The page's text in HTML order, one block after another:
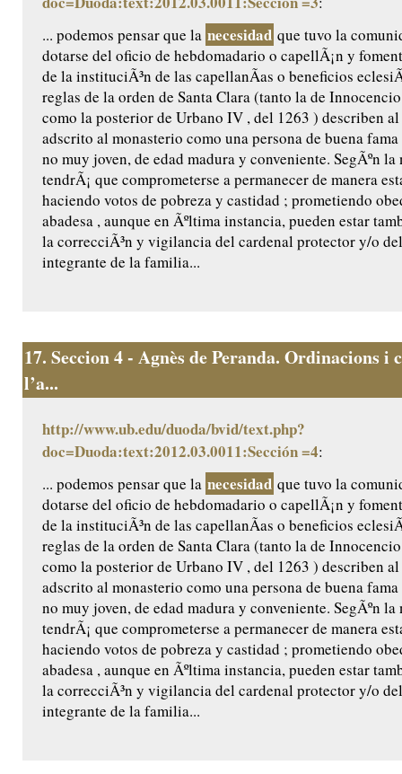
... podemos pensar que la necesidad que tuvo la
dotarse del oficio de hebdomadario o capellÃ¡n y
de la instituciÃ³n de las capellanÃ­as o beneficios
reglas de la orden de Santa Clara (tanto la de
como la posterior de Urbano IV , del 1263 ) describen
adscrito al monasterio como una persona de buena
no muy joven, de edad madura y conveniente. SegÃºn
tendrÃ¡ que comprometerse a permanecer de manera
haciendo votos de pobreza y castidad ; prometiendo
abadesa , aunque en Ãºltima instancia, pueden estar
la correcciÃ³n y vigilancia del cardenal protector y/o
integrante de la familia...
17. Seccion 4 - Agnès de Peranda. Ordinacions i
l’a...
http://www.ub.edu/duoda/bvid/text.php?
doc=Duoda:text:2012.03.0011:Sección =4:
... podemos pensar que la necesidad que tuvo la
dotarse del oficio de hebdomadario o capellÃ¡n y
de la instituciÃ³n de las capellanÃ­as o beneficios
reglas de la orden de Santa Clara (tanto la de
como la posterior de Urbano IV , del 1263 ) describen
adscrito al monasterio como una persona de buena
no muy joven, de edad madura y conveniente. SegÃºn
tendrÃ¡ que comprometerse a permanecer de manera
haciendo votos de pobreza y castidad ; prometiendo
abadesa , aunque en Ãºltima instancia, pueden estar
la correcciÃ³n y vigilancia del cardenal protector y/o
integrante de la familia...